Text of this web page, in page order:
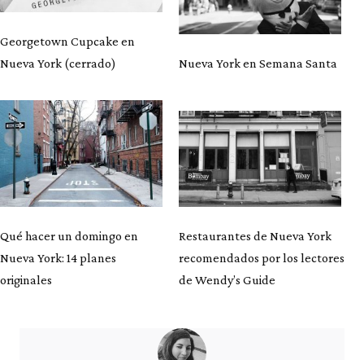
Georgetown Cupcake en
Nueva York (cerrado)
Nueva York en Semana Santa
Qué hacer un domingo en
Nueva York: 14 planes
originales
Restaurantes de Nueva York
recomendados por los lectores
de Wendy’s Guide